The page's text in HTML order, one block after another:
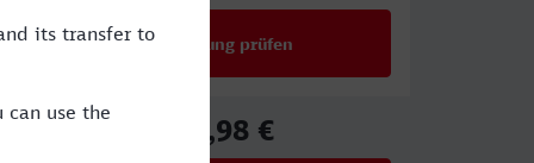
Verbindung prüfen
64,98 €